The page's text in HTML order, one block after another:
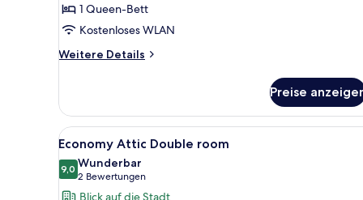
1 Queen-Bett
Kostenloses WLAN
Weitere Details
Weitere
Doppelzimmer
Preise
Alle
Fotos
für
Economy
Ein Hotelzimmer mit
4
Economy Attic Double room
9,09,0 von 10
Wunderbar
2 Bewertungen
(2
Bewertungen)
Blick auf die Stadt